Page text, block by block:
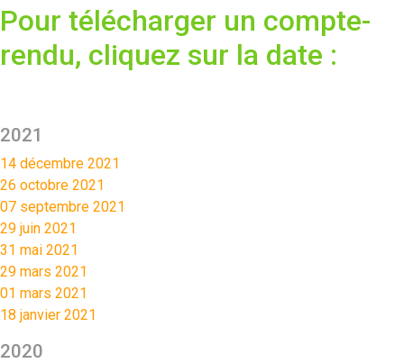
Pour télécharger un compte-
rendu, cliquez sur la date :
2021
14 décembre 2021
26 octobre 2021
07 septembre 2021
29 juin 2021
31 mai 2021
29 mars 2021
01 mars 2021
18 janvier 2021
2020